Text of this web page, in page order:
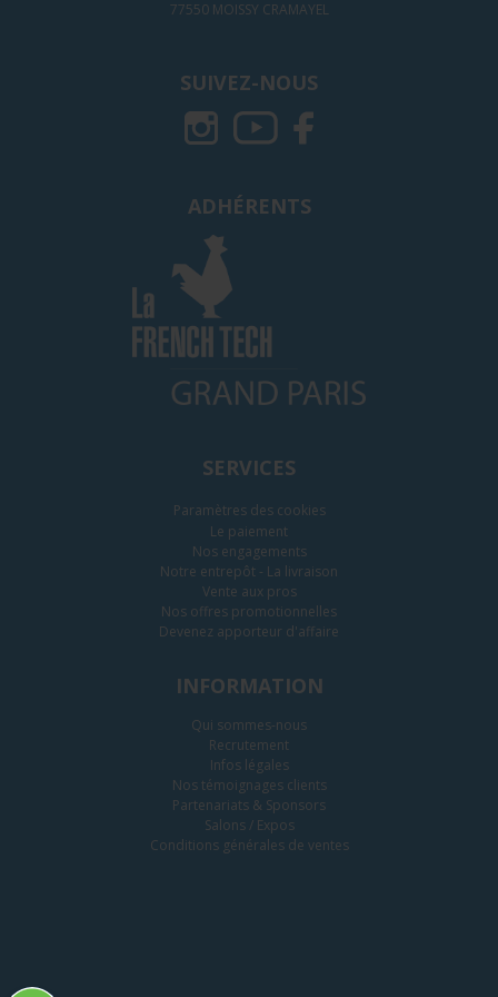
77550 MOISSY CRAMAYEL
SUIVEZ-NOUS
ADHÉRENTS
SERVICES
Paramètres des cookies
Le paiement
Nos engagements
Notre entrepôt - La livraison
Vente aux pros
Nos offres promotionnelles
Devenez apporteur d'affaire
INFORMATION
Qui sommes-nous
Recrutement
Infos légales
Nos témoignages clients
Partenariats & Sponsors
Salons / Expos
Conditions générales de ventes